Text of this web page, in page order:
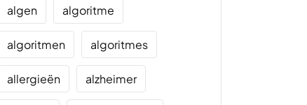
algen algoritme
algoritmen algoritmes
allergieën alzheimer